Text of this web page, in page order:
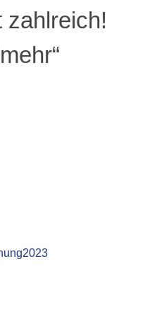
zahlreich!